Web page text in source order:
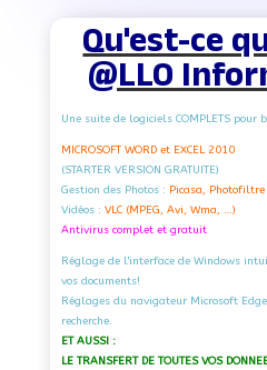
Qu'est-ce
@LLO
Une suite de logiciels COMPLETS pour
MICROSOFT WORD et EXCEL 2010
(STARTER VERSION GRATUITE)
Gestion des Photos : Picasa, Photofiltre
Vidéos : VLC (MPEG, Avi, Wma, …)
Antivirus complet et gratuit
Réglage de l'interface de Windows
vos documents!
Réglages du navigateur Microsoft
recherche.
ET AUSSI :
LE TRANSFERT DE TOUTES VOS